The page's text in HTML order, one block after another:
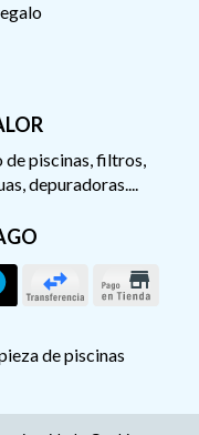
de piscinas, filtros,
depuradoras....
de piscinas